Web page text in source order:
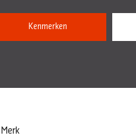
Kenmerken
Merk